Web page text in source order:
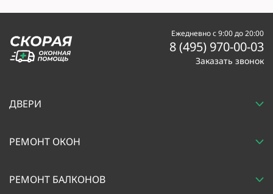
Ежедневно с 9:00 до 20:00
8 (495) 970-00-03
Заказать звонок
ДВЕРИ
РЕМОНТ ОКОН
РЕМОНТ БАЛКОНОВ